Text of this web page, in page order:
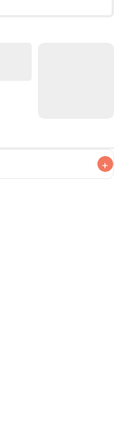
+
お早めにお召